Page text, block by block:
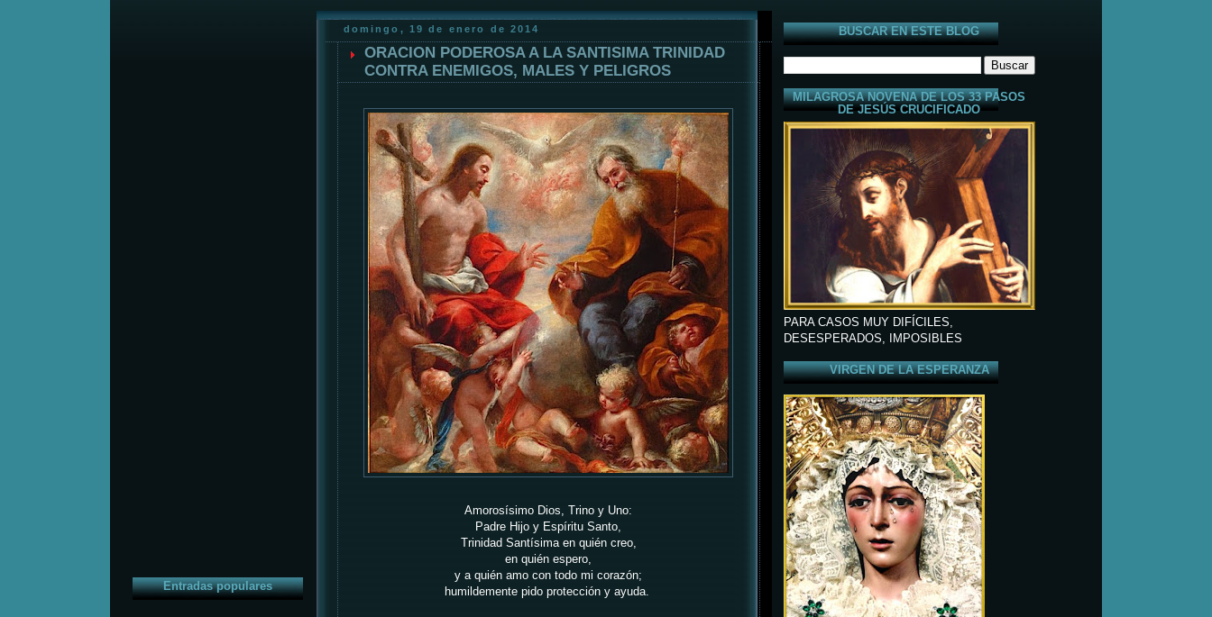
Entradas populares
domingo, 19 de enero de 2014
ORACION PODEROSA A LA SANTISIMA TRINIDAD
CONTRA ENEMIGOS, MALES Y PELIGROS
Amorosísimo Dios, Trino y Uno:
Padre Hijo y Espíritu Santo,
Trinidad Santísima en quién creo,
en quién espero,
y a quién amo con todo mi corazón;
humildemente pido protección y ayuda.
BUSCAR EN ESTE BLOG
MILAGROSA NOVENA DE LOS 33 PASOS
DE JESÚS CRUCIFICADO
PARA CASOS MUY DIFÍCILES,
DESESPERADOS, IMPOSIBLES
VIRGEN DE LA ESPERANZA